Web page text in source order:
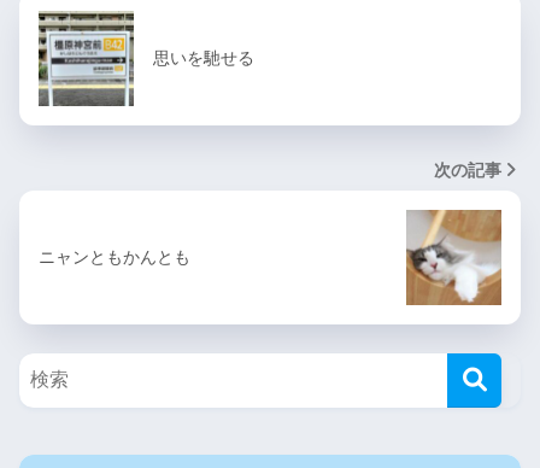
思いを馳せる
次の記事
ニャンともかんとも